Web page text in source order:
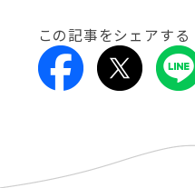
この記事をシェアする